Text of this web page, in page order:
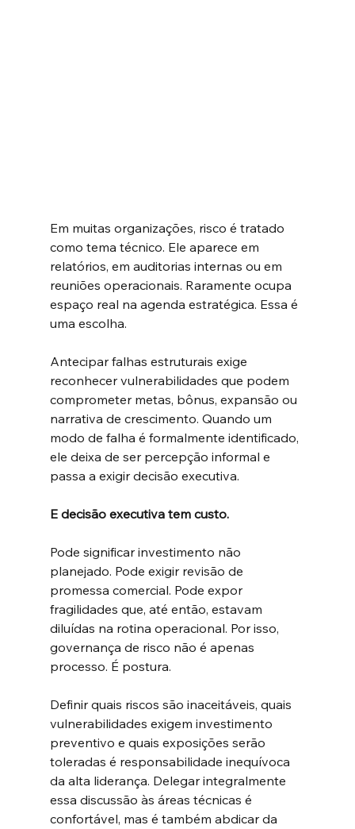
Em muitas organizações, risco é tratado
como tema técnico. Ele aparece em
relatórios, em auditorias internas ou em
reuniões operacionais. Raramente ocupa
espaço real na agenda estratégica. Essa é
uma escolha.
Antecipar falhas estruturais exige
reconhecer vulnerabilidades que podem
comprometer metas, bônus, expansão ou
narrativa de crescimento. Quando um
modo de falha é formalmente identificado,
ele deixa de ser percepção informal e
passa a exigir decisão executiva.
E decisão executiva tem custo.
Pode significar investimento não
planejado. Pode exigir revisão de
promessa comercial. Pode expor
fragilidades que, até então, estavam
diluídas na rotina operacional. Por isso,
governança de risco não é apenas
processo. É postura.
Definir quais riscos são inaceitáveis, quais
vulnerabilidades exigem investimento
preventivo e quais exposições serão
toleradas é responsabilidade inequívoca
da alta liderança. Delegar integralmente
essa discussão às áreas técnicas é
confortável, mas é também abdicar da